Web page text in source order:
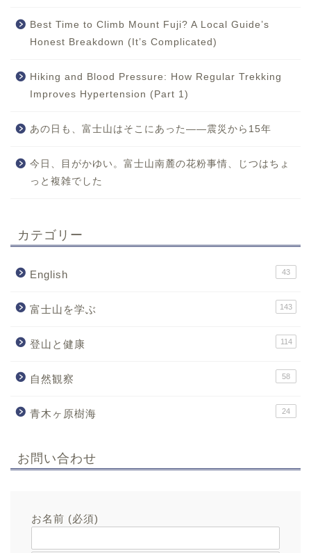
Best Time to Climb Mount Fuji? A Local Guide’s
Honest Breakdown (It’s Complicated)
Hiking and Blood Pressure: How Regular Trekking
Improves Hypertension (Part 1)
あの日も、富士山はそこにあった——震災から15年
今日、目がかゆい。富士山南麓の花粉事情、じつはちょ
っと複雑でした
カテゴリー
English 43
富士山を学ぶ 143
登山と健康 114
自然観察 58
青木ヶ原樹海 24
お問い合わせ
お名前 (必須)